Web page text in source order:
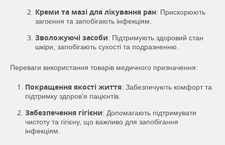
Креми та мазі для лікування ран: Прискорюють
загоєння та запобігають інфекціям.
Зволожуючі засоби: Підтримують здоровий стан
шкіри, запобігають сухості та подразненню.
Переваги використання товарів медичного призначення:
Покращення якості життя: Забезпечують комфорт та
підтримку здоров'я пацієнтів.
Забезпечення гігієни: Допомагають підтримувати
чистоту та гігієну, що важливо для запобігання
інфекціям.